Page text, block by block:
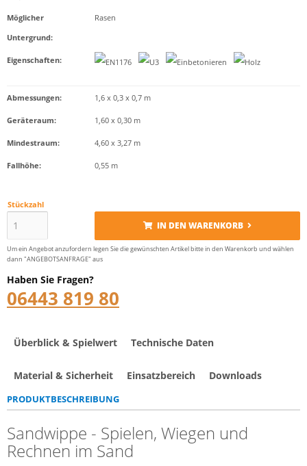
Möglicher
Untergrund:
Rasen
Eigenschaften:
Abmessungen: 1,6 x 0,3 x 0,7 m
Geräteraum: 1,60 x 0,30 m
Mindestraum: 4,60 x 3,27 m
Fallhöhe: 0,55 m
Stückzahl
IN DEN WARENKORB
Um ein Angebot anzufordern legen Sie die gewünschten Artikel bitte in den Warenkorb und wählen
dann "ANGEBOTSANFRAGE" aus
Haben Sie Fragen?
06443 819 80
Überblick & Spielwert Technische Daten
Material & Sicherheit Einsatzbereich Downloads
PRODUKTBESCHREIBUNG
Sandwippe - Spielen, Wiegen und
Rechnen im Sand